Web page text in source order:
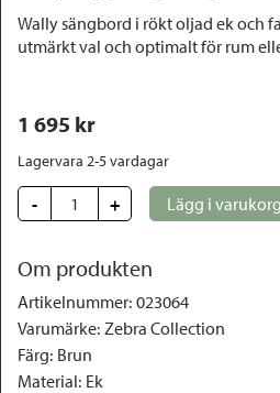
Wally sängbord i rökt oljad ek och
utmärkt val och optimalt för rum
1 695 kr
Lagervara 2-5 vardagar
- + Lägg i
Om produkten
Artikelnummer: 023064
Varumärke: Zebra Collection
Färg: Brun
Material: Ek